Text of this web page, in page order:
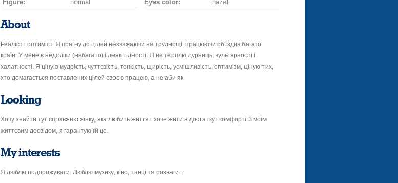
Figure:
normal Eyes color: hazel
About
Реаліст і оптиміст. Я прагну до цілей незважаючи на труднощі. працюючи об'їздив багато
країн. У мене є недоліки (небагато) і деякі гідності. Я не терплю дурниць, вульгарності і
халатності. Я ціную мудрість, чуттєвість, тонкість, щирість, усмішливість, оптимізм, ціную тих,
хто домагається поставлених цілей своєю працею, а не аби як.
Looking
Хочу знайти тут справжню жінку, яка любить життя і хоче жити в достатку і комфорті.З моїм
життєвим досвідом, я гарантую їй це.
My interests
Я люблю подорожувати. Люблю музику, кіно, танці та розваги...